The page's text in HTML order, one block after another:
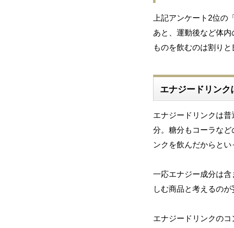
上記アンケート2位の
あと、運動後など体
ものを飲むのは割りと
エナジードリン
エナジードリンクは
分。糖分もコーラな
ンクを飲んだからと
一応エナジー成分は
しむ商品と考えるのが
エナジードリンクの